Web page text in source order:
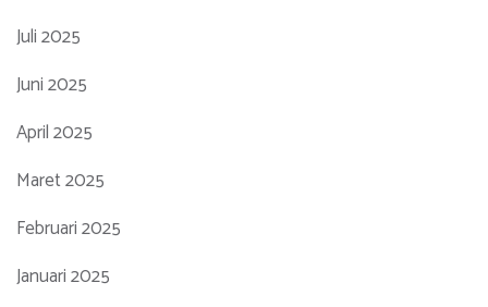
Juli 2025
Juni 2025
April 2025
Maret 2025
Februari 2025
Januari 2025